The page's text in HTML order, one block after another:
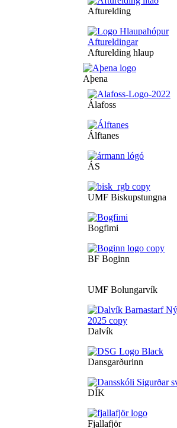
Afturelding
Afturelding hlaup
Aþena
Álafoss
Álftanes
ÁS
UMF Biskupstungna
Bogfimi
BF Boginn
UMF Bolungarvík
Dalvík
Dansgarðurinn
DÍK
Fjallafjör